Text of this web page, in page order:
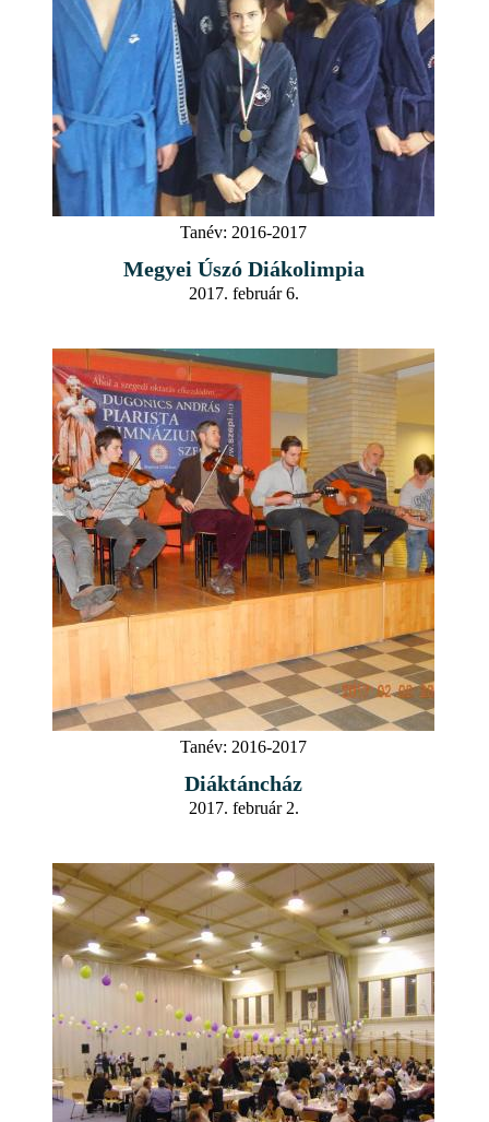
Tanév: 2016-2017
Megyei Úszó Diákolimpia
2017. február 6.
Tanév: 2016-2017
Diáktáncház
2017. február 2.